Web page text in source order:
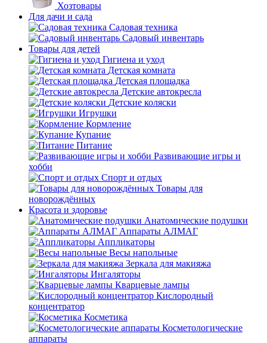
Хозтовары
Для дачи и сада
Садовая техника
Садовый инвентарь
Товары для детей
Гигиена и уход
Детская комната
Детская площадка
Детские автокресла
Детские коляски
Игрушки
Кормление
Купание
Питание
Развивающие игры и
хобби
Спорт и отдых
Товары для
новорождённых
Красота и здоровье
Анатомические подушки
Аппараты АЛМАГ
Аппликаторы
Весы напольные
Зеркала для макияжа
Ингаляторы
Кварцевые лампы
Кислородный
концентратор
Косметика
Косметологические
аппараты